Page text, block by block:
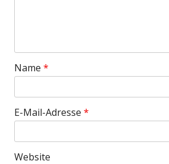
Name *
E-Mail-Adresse *
Website